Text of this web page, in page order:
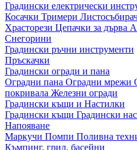
Градински електрически
Косачки Тримери
Храсторези Цепачки за дърва
Снегорини
Градински ръчни инструменти
Пръскачки
Градински огради и пана
Оградни пана Оградни мрежи
покривала Железни огради
Градински къщи и Настилки
Градински къщи Градински
Напояване
Маркучи Помпи Поливна
Къмпинг, грил, басейни